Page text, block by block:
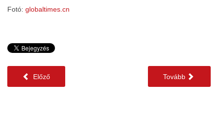
Fotó: globaltimes.cn
Előző Tovább